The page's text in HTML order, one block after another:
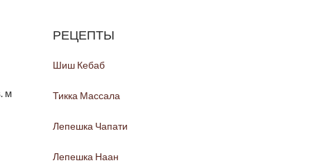
м
РЕЦЕПТЫ
Шиш Кебаб
Тикка Массала
Лепешка Чапати
Лепешка Наан